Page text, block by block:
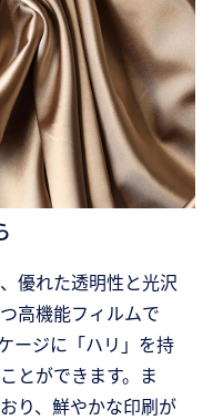
優れた透明性と光沢
高機能フィルムで
ージに「ハリ」を持
とができます。ま
り、鮮やかな印刷が